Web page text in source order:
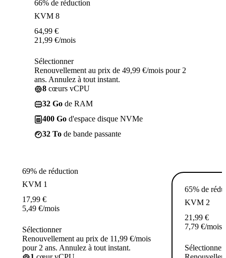
66% de réduction
KVM 8
64,99 €
21,99 €/mois
Sélectionner
Renouvellement au prix de 49,99 €/mois pour 2
ans. Annulez à tout instant.
8 cœurs vCPU
32 Go de RAM
400 Go d'espace disque NVMe
32 To de bande passante
69% de réduction
KVM 1
17,99 €
5,49 €/mois
Sélectionner
Renouvellement au prix de 11,99 €/mois
pour 2 ans. Annulez à tout instant.
65% de
KVM 2
21,99 €
7,79 €/mois
Sélectionner